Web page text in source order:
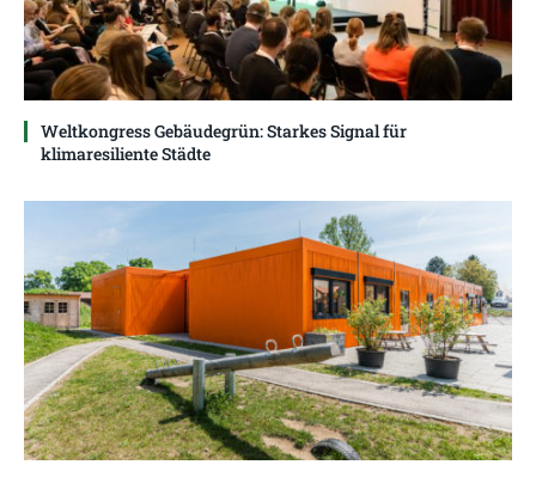
Weltkongress Gebäudegrün: Starkes Signal für
klimaresiliente Städte